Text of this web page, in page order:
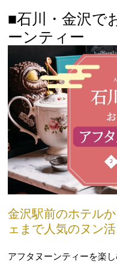
■石川・金沢で
ーンティー
金沢駅前のホテル
ェまで人気のヌン
アフタヌーンティーを楽